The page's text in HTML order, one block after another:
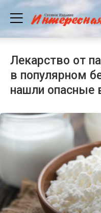
Лекарство от
в популярном
нашли опасные